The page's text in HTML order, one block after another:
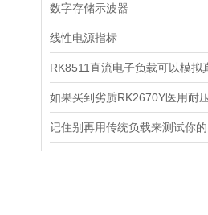
数字存储示波器
线性电源指标